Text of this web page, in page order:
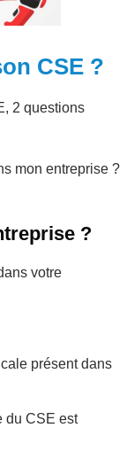
CSE ?
2 questions
mon entreprise ?
?
votre
présent dans
du CSE est